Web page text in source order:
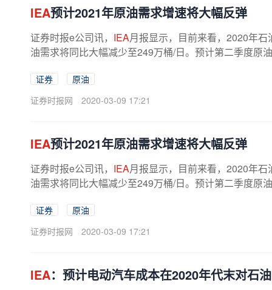
IEA预计2021年原油需求增速将大幅反弹
证券时报e公司讯， IEA月报显示，目前来看，2020年
油需求将同比大幅减少至249万桶/日。预计第二季度原
证券
原油
证券时报网
2020-03-09 17:21
IEA预计2021年原油需求增速将大幅反弹
证券时报e公司讯， IEA月报显示，目前来看，2020年
油需求将同比大幅减少至249万桶/日。预计第二季度原
证券
原油
证券时报网
2020-03-09 17:21
IEA：预计电动汽车成本在2020年代末对石